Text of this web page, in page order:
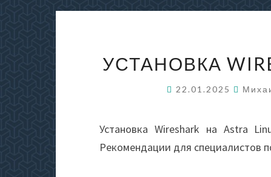
УСТАНОВКА
22.01.2025
Установка Wireshark на Astra
Рекомендации для специалистов